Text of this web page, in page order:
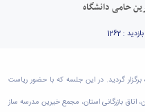
حامی دانشگاه
: 1262
گردید. در این جلسه که با حضور ریاست
اتاق بازرگانی استان، مجمع خیرین مدرسه ساز